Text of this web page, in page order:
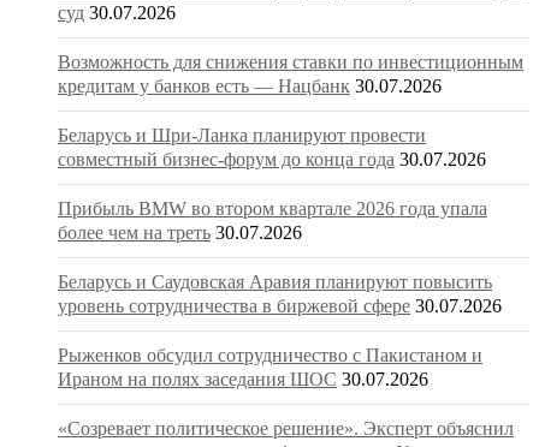
суд 30.07.2026
Возможность для снижения ставки по инвестиционным
кредитам у банков есть — Нацбанк 30.07.2026
Беларусь и Шри-Ланка планируют провести
совместный бизнес-форум до конца года 30.07.2026
Прибыль BMW во втором квартале 2026 года упала
более чем на треть 30.07.2026
Беларусь и Саудовская Аравия планируют повысить
уровень сотрудничества в биржевой сфере 30.07.2026
Рыженков обсудил сотрудничество с Пакистаном и
Ираном на полях заседания ШОС 30.07.2026
«Созревает политическое решение». Эксперт объяснил